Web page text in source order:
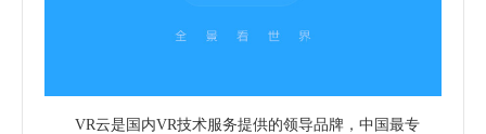
VR云是国内VR技术服务提供的领导品牌，中国最专